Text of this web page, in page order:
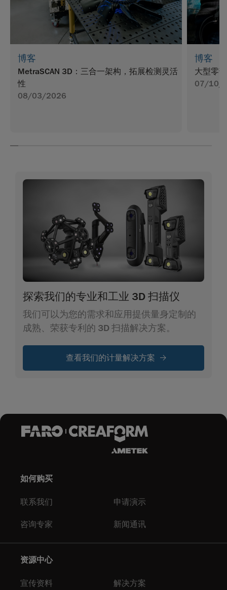
博客
MetraSCAN 3D：三合一架构，拓展检测灵活
性
08/03/2026
博客
大型零
07/10/
探索我们的专业和工业 3D 扫描仪
我们可以为您的需求和应用提供量身定制的
成熟、荣获专利的 3D 扫描解决方案。
查看我们的计量解决方案
如何购买
联系我们 申请演示
咨询专家 新闻通讯
资源中心
宣传资料 解决方案